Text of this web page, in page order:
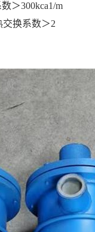
＞300kca1/m
换系数＞2